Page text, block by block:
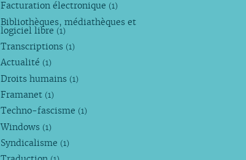
Facturation électronique (1)
Bibliothèques, médiathèques et
logiciel libre (1)
Transcriptions (1)
Actualité (1)
Droits humains (1)
Framanet (1)
Techno-fascisme (1)
Windows (1)
Syndicalisme (1)